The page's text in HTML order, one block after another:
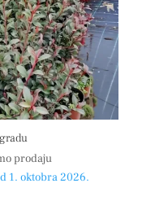
prodaju
1. oktobra 2026.